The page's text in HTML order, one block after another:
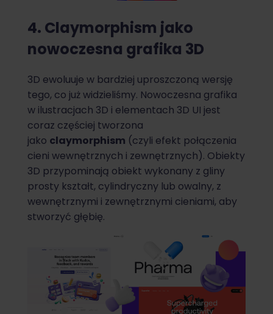
4. Claymorphism jako
nowoczesna grafika 3D
3D ewoluuje w bardziej uproszczoną wersję
tego, co już widzieliśmy. Nowoczesna grafika
w ilustracjach 3D i elementach 3D UI jest
coraz częściej tworzona
jako claymorphism (czyli efekt połączenia
cieni wewnętrznych i zewnętrznych). Obiekty
3D przypominają obiekt wykonany z gliny
prosty kształt, cylindryczny lub owalny, z
wewnętrznymi i zewnętrznymi cieniami, aby
stworzyć głębię.